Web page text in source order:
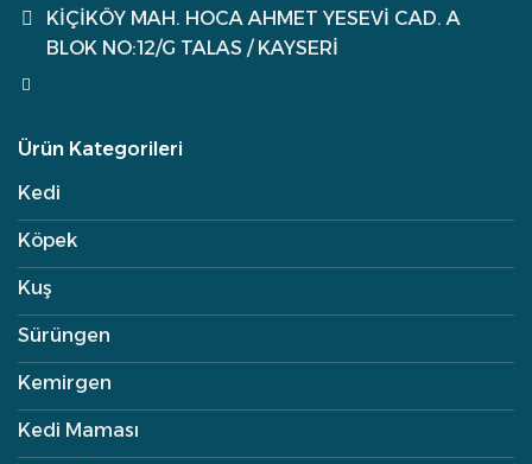
KİÇİKÖY MAH. HOCA AHMET YESEVİ CAD. A
BLOK NO:12/G TALAS / KAYSERİ
Ürün Kategorileri
Kedi
Köpek
Kuş
Sürüngen
Kemirgen
Kedi Maması